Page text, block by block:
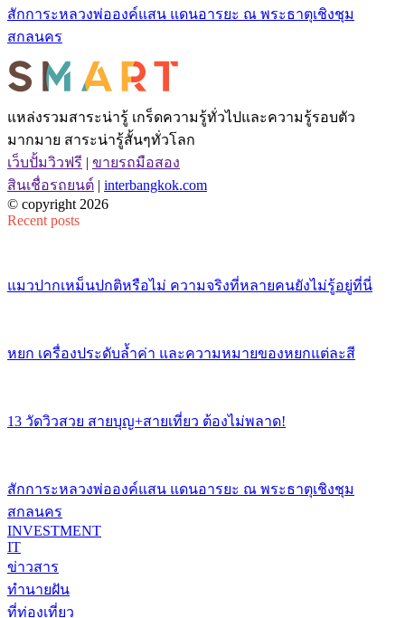
สักการะหลวงพ่อองค์แสน แดนอารยะ ณ พระธาตุเชิงชุม
สกลนคร
แหล่งรวมสาระน่ารู้ เกร็ดความรู้ทั่วไปและความรู้รอบตัว
มากมาย สาระน่ารู้สั้นๆทั่วโลก
เว็บปั้มวิวฟรี | ขายรถมือสอง
สินเชื่อรถยนต์ | interbangkok.com
© copyright 2026
Recent posts
แมวปากเหม็นปกติหรือไม่ ความจริงที่หลายคนยังไม่รู้อยู่ที่นี่
หยก เครื่องประดับล้ำค่า และความหมายของหยกแต่ละสี
13 วัดวิวสวย สายบุญ+สายเที่ยว ต้องไม่พลาด!
สักการะหลวงพ่อองค์แสน แดนอารยะ ณ พระธาตุเชิงชุม
สกลนคร
INVESTMENT
IT
ข่าวสาร
ทำนายฝัน
ที่ท่องเที่ยว